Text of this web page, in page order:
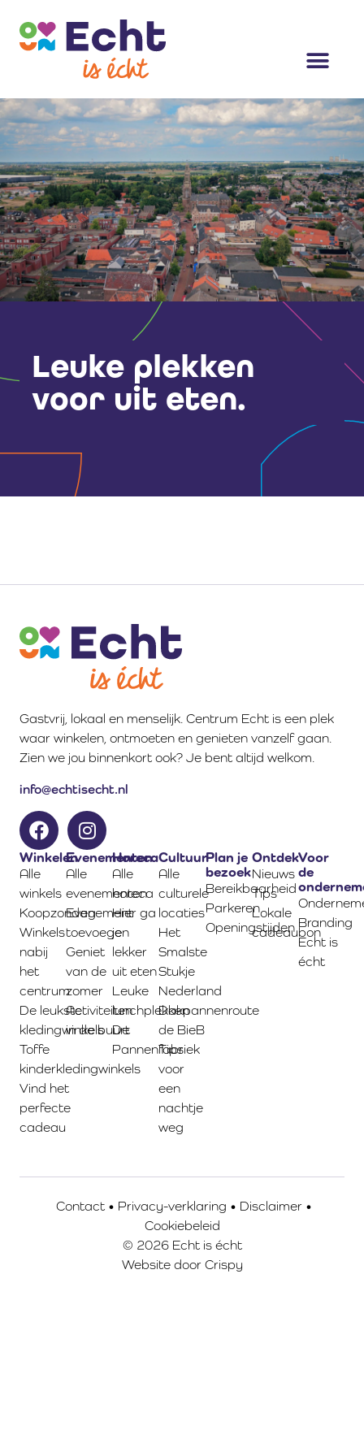
Leuke plekken
voor uit eten.
Gastvrij, lokaal en menselijk. Centrum Echt is een plek
waar winkelen, ontmoeten en genieten vanzelf gaan.
Zien we jou binnenkort ook? Je bent altijd welkom.
info@echtisecht.nl
Winkelen
Alle
winkels
Koopzondag
Winkels
nabij
het
centrum
De leukste
kledingwinkels
Toffe
kinderkledingwinkels
Vind het
perfecte
cadeau
Evenementen
Alle
evenementen
Evenement
toevoegen
Geniet
van de
zomer
Activiteiten
in de buurt
Horeca
Alle
horeca
Hier ga
je
lekker
uit eten
Leuke
lunchplekken
De
Pannenfabriek
Cultuur
Alle
culturele
locaties
Het
Smalste
Stukje
Nederland
Dakpannenroute
de BieB
Tips
voor
een
nachtje
weg
Plan je
bezoek
Bereikbaarheid
Parkeren
Openingstijden
Ontdek
Nieuws
Tips
Lokale
cadeaubon
Voor
de
Branding
Echt is
écht
© 2026 Echt is écht
Contact• Privacy-verklaring • Disclaimer•
Cookiebeleid
Website door Crispy